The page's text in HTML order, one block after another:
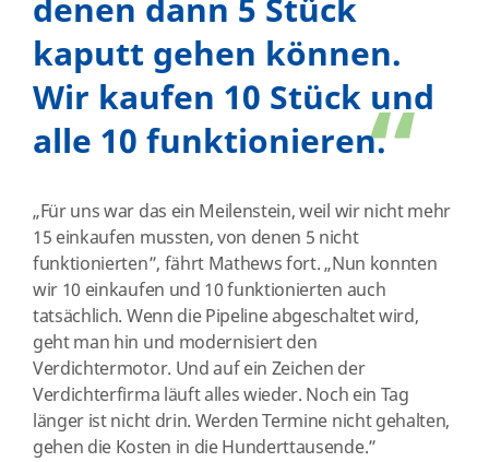
denen dann 5 Stück
kaputt gehen können.
Wir kaufen 10 Stück und
alle 10 funktionieren.“
„Für uns war das ein Meilenstein, weil wir nicht mehr
15 einkaufen mussten, von denen 5 nicht
funktionierten”, fährt Mathews fort. „Nun konnten
wir 10 einkaufen und 10 funktionierten auch
tatsächlich. Wenn die Pipeline abgeschaltet wird,
geht man hin und modernisiert den
Verdichtermotor. Und auf ein Zeichen der
Verdichterfirma läuft alles wieder. Noch ein Tag
länger ist nicht drin. Werden Termine nicht gehalten,
gehen die Kosten in die Hunderttausende.”